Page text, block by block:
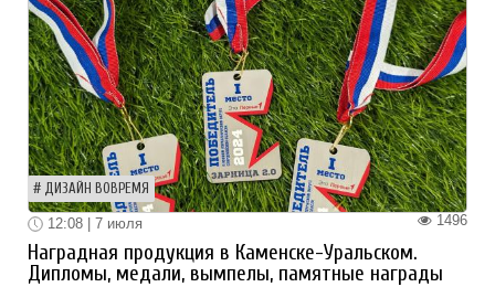
ДИЗАЙН ВОВРЕМЯ
1496
12:08 | 7 июля
Наградная продукция в Каменске-Уральском.
Дипломы, медали, вымпелы, памятные награды